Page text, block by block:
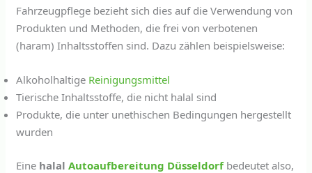
Fahrzeugpflege bezieht sich dies auf die Verwendung von
Produkten und Methoden, die frei von verbotenen
(haram) Inhaltsstoffen sind. Dazu zählen beispielsweise:
Alkoholhaltige Reinigungsmittel
Tierische Inhaltsstoffe, die nicht halal sind
Produkte, die unter unethischen Bedingungen hergestellt
wurden
Eine halalAutoaufbereitung Düsseldorfbedeutet also,